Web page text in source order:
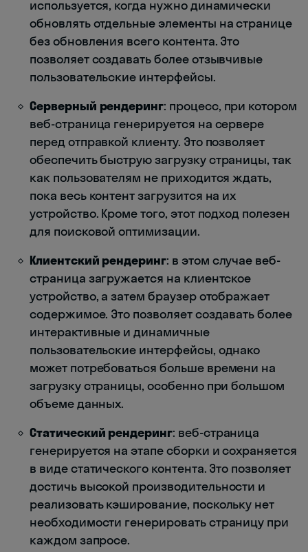
используется, когда нужно динамически
обновлять отдельные элементы на странице
без обновления всего контента. Это
позволяет создавать более отзывчивые
пользовательские интерфейсы.
Серверный рендеринг: процесс, при котором
веб-страница генерируется на сервере
перед отправкой клиенту. Это позволяет
обеспечить быструю загрузку страницы, так
как пользователям не приходится ждать,
пока весь контент загрузится на их
устройство. Кроме того, этот подход полезен
для поисковой оптимизации.
Клиентский рендеринг: в этом случае веб-
страница загружается на клиентское
устройство, а затем браузер отображает
содержимое. Это позволяет создавать более
интерактивные и динамичные
пользовательские интерфейсы, однако
может потребоваться больше времени на
загрузку страницы, особенно при большом
объеме данных.
Статический рендеринг: веб-страница
генерируется на этапе сборки и сохраняется
в виде статического контента. Это позволяет
достичь высокой производительности и
реализовать кэширование, поскольку нет
необходимости генерировать страницу при
каждом запросе.